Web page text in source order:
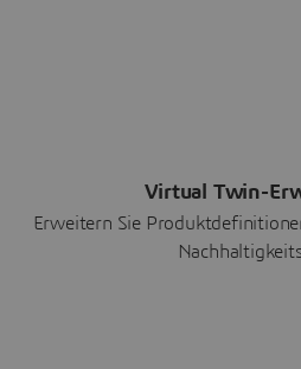
Virtual Twin-
Erweitern Sie